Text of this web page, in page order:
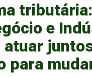
tributária:
e
atuar
para